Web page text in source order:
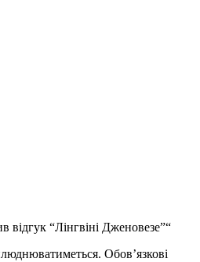
“Лінгвіні Дженовезе”“
Обов’язкові